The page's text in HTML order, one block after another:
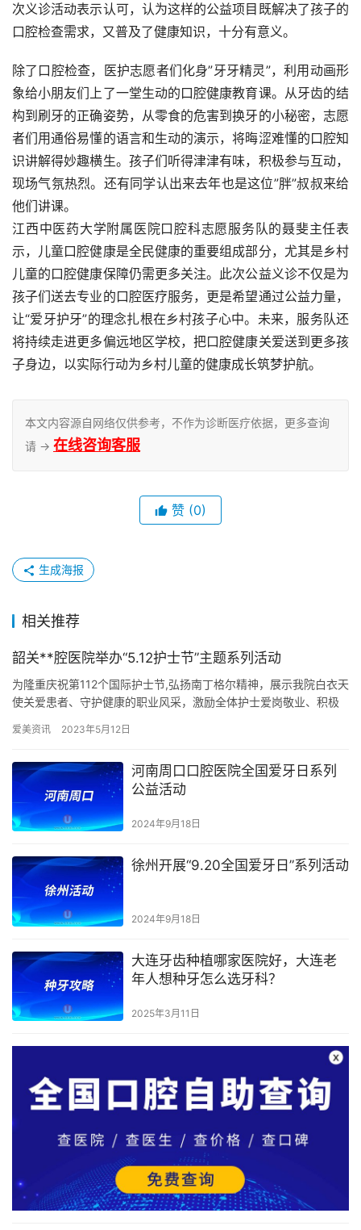
次义诊活动表示认可，认为这样的公益项目既解决了孩子的
口腔检查需求，又普及了健康知识，十分有意义。
除了口腔检查，医护志愿者们化身”牙牙精灵”，利用动画形
象给小朋友们上了一堂生动的口腔健康教育课。从牙齿的结
构到刷牙的正确姿势，从零食的危害到换牙的小秘密，志愿
者们用通俗易懂的语言和生动的演示，将晦涩难懂的口腔知
识讲解得妙趣横生。孩子们听得津津有味，积极参与互动，
现场气氛热烈。还有同学认出来去年也是这位”胖”叔叔来给
他们讲课。
江西中医药大学附属医院口腔科志愿服务队的聂斐主任表
示，儿童口腔健康是全民健康的重要组成部分，尤其是乡村
儿童的口腔健康保障仍需更多关注。此次公益义诊不仅是为
孩子们送去专业的口腔医疗服务，更是希望通过公益力量，
让“爱牙护牙”的理念扎根在乡村孩子心中。未来，服务队还
将持续走进更多偏远地区学校，把口腔健康关爱送到更多孩
子身边，以实际行动为乡村儿童的健康成长筑梦护航。
本文内容源自网络仅供参考，不作为诊断医疗依据，更多查询
请 → 在线咨询客服
赞 (0)
生成海报
相关推荐
韶关**腔医院举办“5.12护士节”主题系列活动
为隆重庆祝第112个国际护士节,弘扬南丁格尔精神，展示我院白衣天
使关爱患者、守护健康的职业风采，激励全体护士爱岗敬业、积极
爱美资讯 2023年5月12日
河南周口口腔医院全国爱牙日系列
公益活动
2024年9月18日
徐州开展“9.20全国爱牙日”系列活动
2024年9月18日
大连牙齿种植哪家医院好，大连老
年人想种牙怎么选牙科？
2025年3月11日